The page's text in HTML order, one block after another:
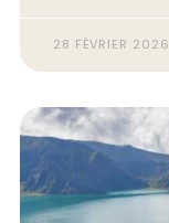
28 FÉVRIER 2026